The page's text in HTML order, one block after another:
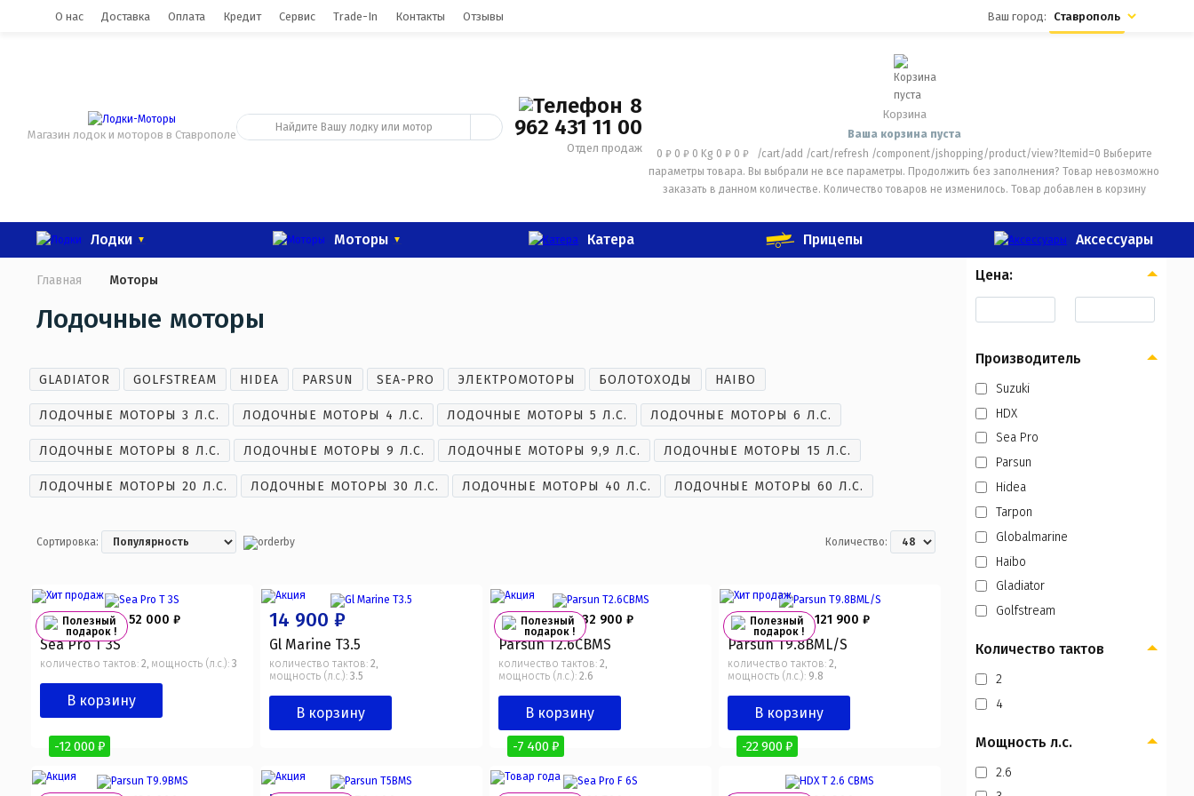
О нас Доставка Оплата Кредит Сервис Trade-In Контакты Отзывы Ваш город: Ставрополь
Магазин лодок и моторов в Ставрополе
8
962 431 11 00
Отдел продаж
Корзина
Ваша корзина пуста
0 ₽ 0 ₽ 0 Kg 0 ₽ 0 ₽ /cart/add /cart/refresh /component/jshopping/product/view?Itemid=0 Выберите
параметры товара. Вы выбрали не все параметры. Продолжить без заполнения? Товар невозможно
заказать в данном количестве. Количество товаров не изменилось. Товар добавлен в корзину
Лодки Моторы Катера Прицепы Аксессуары
Цена:
Производитель
Suzuki
HDX
Sea Pro
Parsun
Hidea
Tarpon
Globalmarine
Haibo
Gladiator
Golfstream
Количество тактов
2
4
Мощность л.с.
2.6
Главная Моторы
Лодочные моторы
GLADIATOR GOLFSTREAM HIDEA PARSUN SEA-PRO ЭЛЕКТРОМОТОРЫ БОЛОТОХОДЫ HAIBO
ЛОДОЧНЫЕ МОТОРЫ 3 Л.С. ЛОДОЧНЫЕ МОТОРЫ 4 Л.С. ЛОДОЧНЫЕ МОТОРЫ 5 Л.С. ЛОДОЧНЫЕ МОТОРЫ 6 Л.С.
ЛОДОЧНЫЕ МОТОРЫ 8 Л.С. ЛОДОЧНЫЕ МОТОРЫ 9 Л.С. ЛОДОЧНЫЕ МОТОРЫ 9,9 Л.С. ЛОДОЧНЫЕ МОТОРЫ 15 Л.С.
ЛОДОЧНЫЕ МОТОРЫ 20 Л.С. ЛОДОЧНЫЕ МОТОРЫ 30 Л.С. ЛОДОЧНЫЕ МОТОРЫ 40 Л.С. ЛОДОЧНЫЕ МОТОРЫ 60 Л.С.
Сортировка: Количество:
Полезный
подарок !
52 000 ₽
40 000 ₽
-12 000 ₽
Sea Pro Т 3S
количество тактов: 2 , мощность (л.с.): 3
В корзину
14 900 ₽
Gl Marine T3.5
количество тактов: 2 ,
мощность (л.с.): 3.5
В корзину
Полезный
подарок !
32 900 ₽
25 500 ₽
-7 400 ₽
Parsun Т2.6СBMS
количество тактов: 2 ,
мощность (л.с.): 2.6
В корзину
Полезный
подарок !
121 900 ₽
99 000 ₽
-22 900 ₽
Parsun Т9.8ВМL/S
количество тактов: 2 ,
мощность (л.с.): 9.8
В корзину